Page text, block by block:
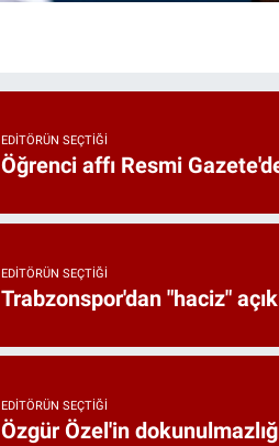
EDITÖRÜN SEÇTIĞI
Öğrenci affı Resmi
EDITÖRÜN SEÇTIĞI
Trabzonspor'dan "haciz"
EDITÖRÜN SEÇTIĞI
Özgür Özel'in